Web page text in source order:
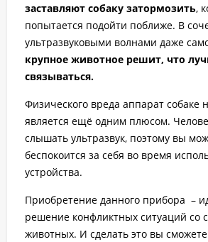
заставляют собаку затормозить,
попытается подойти поближе. В
ультразвуковыми волнами даже
крупное животное решит, что
связываться.
Физического вреда аппарат собаке
является ещё одним плюсом.
слышать ультразвук, поэтому вы
беспокоится за себя во время
устройства.
Приобретение данного прибора –
решение конфликтных ситуаций со
животных. И сделать это вы